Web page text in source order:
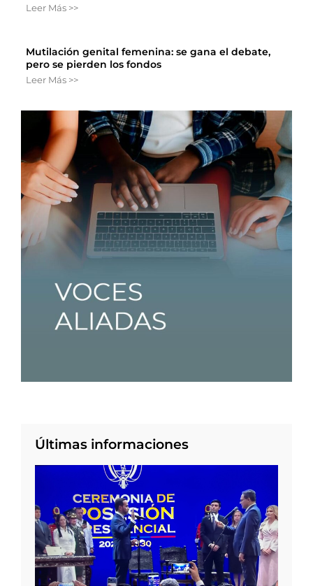
Leer Más >>
Mutilación genital femenina: se gana el debate,
pero se pierden los fondos
Leer Más >>
Últimas informaciones